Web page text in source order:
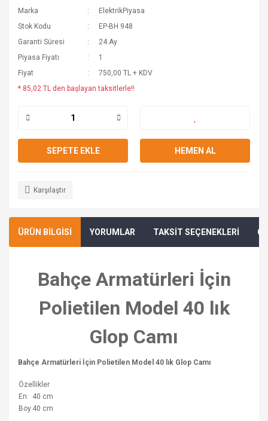
Marka
ElektrikPiyasa
Stok Kodu
EP-BH 948
Garanti Süresi
24 Ay
Piyasa Fiyatı
1
Fiyat
750,00 TL + KDV
* 85,02 TL den başlayan taksitlerle!!
SEPETE EKLE HEMEN AL
Karşılaştır
ÜRÜN BİLGİSİ YORUMLAR TAKSİT SEÇENEKLERİ
Bahçe Armatürleri İçin
Polietilen Model 40 lık
Glop Camı
Bahçe Armatürleri İçin Polietilen Model 40 lık Glop Camı
Özellikler
En: 40 cm
Boy 40 cm